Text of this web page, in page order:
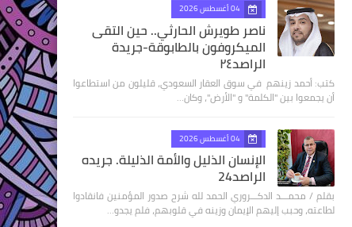
04 أغسطس 2026
ناصر طويرش الحارثي.. حين التقى
الميكروفون بالطابوقة-جريدة
الراصد٢٤
كتب: أحمد زينهم في سوق العقار السعودي، قليلون من استطاعوا
أن يجمعوا بين "الكلمة" و "الأرض"، وكان…
04 أغسطس 2026
الإنسان الذليل والأمة الذليلة. جريده
الراصد24
بقلم / محمـــد الدكـــروري الحمد لله شرح صدور المؤمنين فانقادوا
لطاعته، وحبب إليهم الإيمان وزينه في قلوبهم، فلم يجدو…